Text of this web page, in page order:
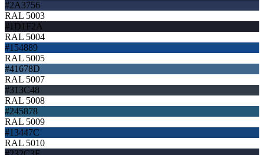
#2A3756
RAL 5003
#1D1F2A
RAL 5004
#154889
RAL 5005
#41678D
RAL 5007
#313C48
RAL 5008
#245878
RAL 5009
#13447C
RAL 5010